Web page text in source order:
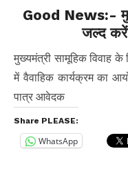
Good News:-
जल्द
मुख्यमंत्री सामूहिक विवाह के
में वैवाहिक कार्यक्रम का
पात्र आवेदक
Share PLEASE:
WhatsApp